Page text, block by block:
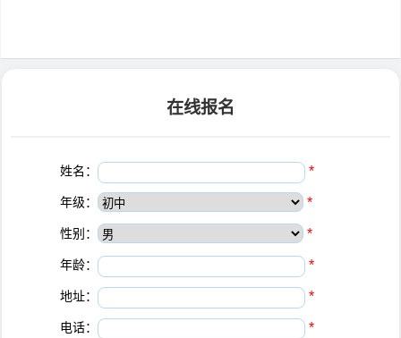
在线报名
姓名： *
年级： *
性别： *
年龄： *
地址： *
电话： *